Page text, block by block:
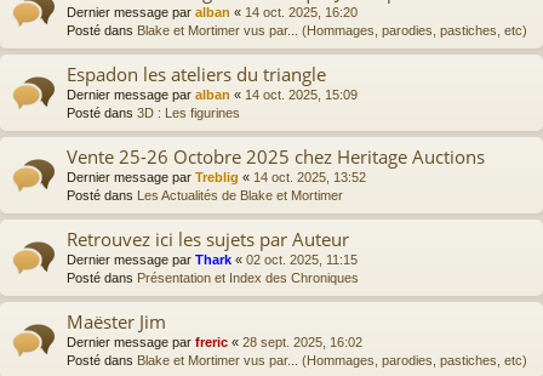
Dernier message par alban « 14 oct. 2025, 16:20
Posté dans Blake et Mortimer vus par... (Hommages, parodies, pastiches, etc)
Espadon les ateliers du triangle
Dernier message par alban « 14 oct. 2025, 15:09
Posté dans 3D : Les figurines
Vente 25-26 Octobre 2025 chez Heritage Auctions
Dernier message par Treblig « 14 oct. 2025, 13:52
Posté dans Les Actualités de Blake et Mortimer
Retrouvez ici les sujets par Auteur
Dernier message par Thark « 02 oct. 2025, 11:15
Posté dans Présentation et Index des Chroniques
Maëster Jim
Dernier message par freric « 28 sept. 2025, 16:02
Posté dans Blake et Mortimer vus par... (Hommages, parodies, pastiches, etc)